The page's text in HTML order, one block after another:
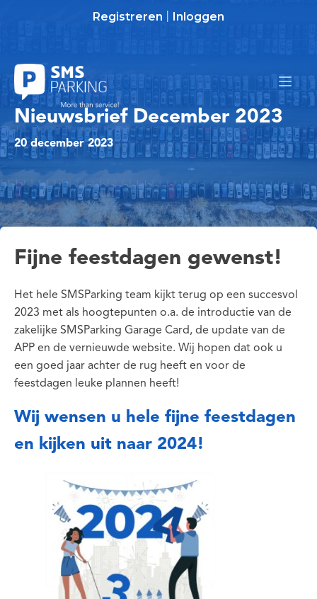
Registreren Inloggen
Nieuwsbrief December 2023
20 december 2023
Fijne feestdagen gewenst!
Het hele SMSParking team kijkt terug op een succesvol
2023 met als hoogtepunten o.a. de introductie van de
zakelijke SMSParking Garage Card, de update van de
APP en de vernieuwde website. Wij hopen dat ook u
een goed jaar achter de rug heeft en voor de
feestdagen leuke plannen heeft!
Wij wensen u hele fijne feestdagen
en kijken uit naar 2024!